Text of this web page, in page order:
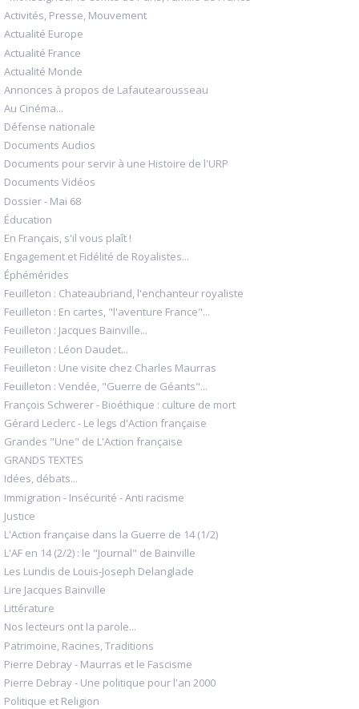
Activités, Presse, Mouvement
Actualité Europe
Actualité France
Actualité Monde
Annonces à propos de Lafautearousseau
Au Cinéma...
Défense nationale
Documents Audios
Documents pour servir à une Histoire de l'URP
Documents Vidéos
Dossier - Mai 68
Éducation
En Français, s'il vous plaît !
Engagement et Fidélité de Royalistes...
Éphémérides
Feuilleton : Chateaubriand, l'enchanteur royaliste
Feuilleton : En cartes, "l'aventure France"...
Feuilleton : Jacques Bainville...
Feuilleton : Léon Daudet...
Feuilleton : Une visite chez Charles Maurras
Feuilleton : Vendée, "Guerre de Géants"...
François Schwerer - Bioéthique : culture de mort
Gérard Leclerc - Le legs d'Action française
Grandes "Une" de L'Action française
GRANDS TEXTES
Idées, débats...
Immigration - Insécurité - Anti racisme
Justice
L'Action française dans la Guerre de 14 (1/2)
L'AF en 14 (2/2) : le "Journal" de Bainville
Les Lundis de Louis-Joseph Delanglade
Lire Jacques Bainville
Littérature
Nos lecteurs ont la parole...
Patrimoine, Racines, Traditions
Pierre Debray - Maurras et le Fascisme
Pierre Debray - Une politique pour l'an 2000
Politique et Religion